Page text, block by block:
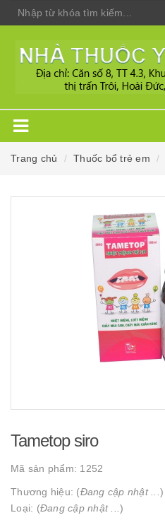
Trang chủ Thuốc bổ trẻ em
Tametop siro
Mã sản phẩm: 1252
Thương hiệu: (Đang cập nhật ... )
Loại: (Đang cập nhật ... )